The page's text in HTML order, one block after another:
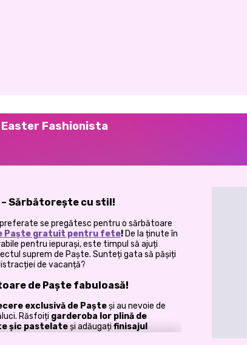
Fashionista
Sărbătorește cu stil!
se pregătesc pentru o sărbătoare
Paște gratuit pentru fete! De la ținute în
pentru iepurași, este timpul să ajuți
suprem de Paște. Sunteți gata să pășiți
de vacanță?
de Paște fabuloasă!
exclusivă de Pașteși au nevoie de
Răsfoiți garderoba lor plină de
șic pastelateși adăugațifinisajul